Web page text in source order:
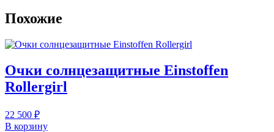
Похожие
Очки солнцезащитные Einstoffen
Rollergirl
22 500 ₽
В корзину